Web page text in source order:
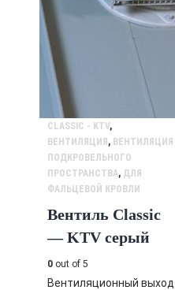
CLASSIC - KTV,
ВЕНТИЛЯЦИЯ, ВЕНТИЛЯЦИЯ
ПОДКРОВЕЛЬНОГО
ПРОСТРАНСТВА, ДЛЯ
ФАЛЬЦЕВОЙ КРОВЛИ
Вентиль Classic
— KTV серый
0 out of 5
Вентиляционный выход